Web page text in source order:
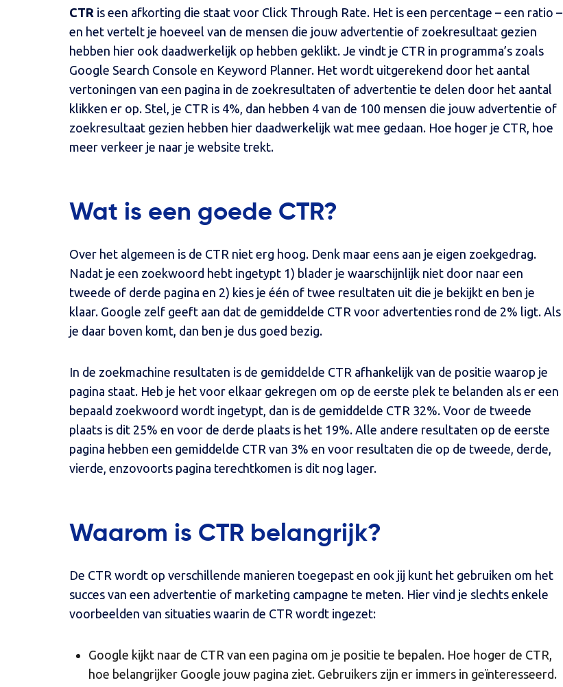
CTR is een afkorting die staat voor Click Through Rate. Het is een percentage – een ratio –
en het vertelt je hoeveel van de mensen die jouw advertentie of zoekresultaat gezien
hebben hier ook daadwerkelijk op hebben geklikt. Je vindt je CTR in programma’s zoals
Google Search Console en Keyword Planner. Het wordt uitgerekend door het aantal
vertoningen van een pagina in de zoekresultaten of advertentie te delen door het aantal
klikken er op. Stel, je CTR is 4%, dan hebben 4 van de 100 mensen die jouw advertentie of
zoekresultaat gezien hebben hier daadwerkelijk wat mee gedaan. Hoe hoger je CTR, hoe
meer verkeer je naar je website trekt.
Wat is een goede CTR?
Over het algemeen is de CTR niet erg hoog. Denk maar eens aan je eigen zoekgedrag.
Nadat je een zoekwoord hebt ingetypt 1) blader je waarschijnlijk niet door naar een
tweede of derde pagina en 2) kies je één of twee resultaten uit die je bekijkt en ben je
klaar. Google zelf geeft aan dat de gemiddelde CTR voor advertenties rond de 2% ligt. Als
je daar boven komt, dan ben je dus goed bezig.
In de zoekmachine resultaten is de gemiddelde CTR afhankelijk van de positie waarop je
pagina staat. Heb je het voor elkaar gekregen om op de eerste plek te belanden als er een
bepaald zoekwoord wordt ingetypt, dan is de gemiddelde CTR 32%. Voor de tweede
plaats is dit 25% en voor de derde plaats is het 19%. Alle andere resultaten op de eerste
pagina hebben een gemiddelde CTR van 3% en voor resultaten die op de tweede, derde,
vierde, enzovoorts pagina terechtkomen is dit nog lager.
Waarom is CTR belangrijk?
De CTR wordt op verschillende manieren toegepast en ook jij kunt het gebruiken om het
succes van een advertentie of marketing campagne te meten. Hier vind je slechts enkele
voorbeelden van situaties waarin de CTR wordt ingezet:
Google kijkt naar de CTR van een pagina om je positie te bepalen. Hoe hoger de CTR,
hoe belangrijker Google jouw pagina ziet. Gebruikers zijn er immers in geïnteresseerd.